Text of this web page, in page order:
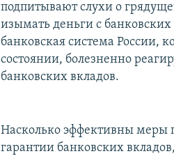
подпитывают слухи о
изымать деньги с
банковская система России,
состоянии, болезненно
банковских вкладов.
Насколько эффективны меры
гарантии банковских